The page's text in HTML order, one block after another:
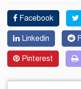
Facebook
Linkedin
Pinterest